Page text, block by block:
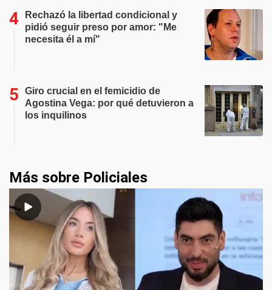
Rechazó la libertad condicional y
pidió seguir preso por amor: "Me
necesita él a mí"
Giro crucial en el femicidio de
Agostina Vega: por qué detuvieron a
los inquilinos
Más sobre Policiales